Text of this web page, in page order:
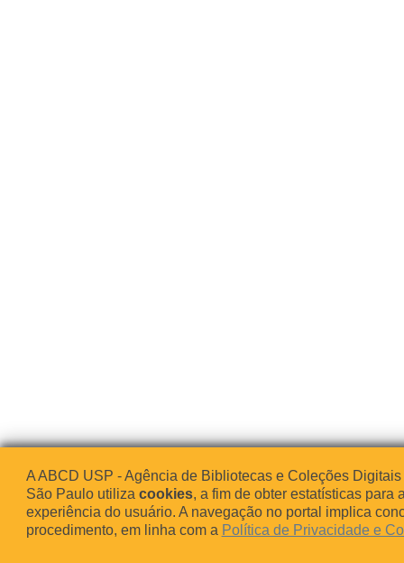
A ABCD USP - Agência de Bibliotecas e Coleções
São Paulo utiliza cookies, a fim de obter estatísticas para
experiência do usuário. A navegação no portal implica
procedimento, em linha com a Política de Privacidade e